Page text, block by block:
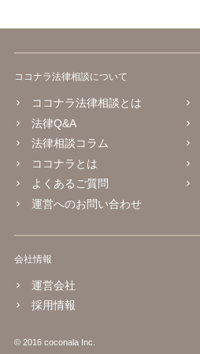
ココナラ法律相談について
ココナラ法律相談とは
法律Q&A
法律相談コラム
ココナラとは
よくあるご質問
運営へのお問い合わせ
会社情報
運営会社
採用情報
© 2016 coconala Inc.